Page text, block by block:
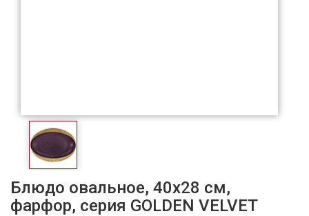
Блюдо овальное, 40х28 см,
фарфор, серия GOLDEN VELVET